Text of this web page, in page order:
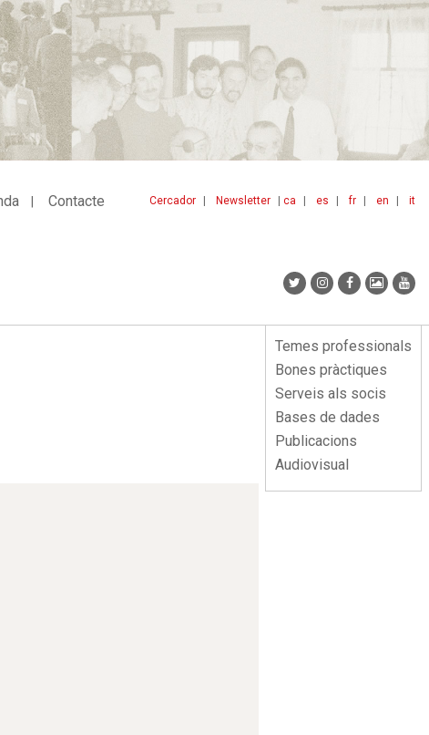
ca es fr en it
Cercador Newsletter
Contacte
Menu
lateral
Temes professionals
Bones pràctiques
Serveis als socis
Bases de dades
Publicacions
Audiovisual